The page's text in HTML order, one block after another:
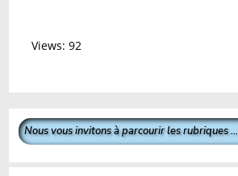
Views: 92
Nous vous invitons à parcourir les rubriques ...